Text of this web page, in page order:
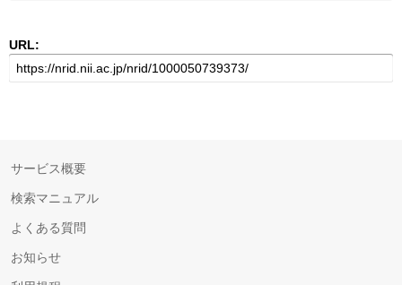
URL:
サービス概要
検索マニュアル
よくある質問
お知らせ